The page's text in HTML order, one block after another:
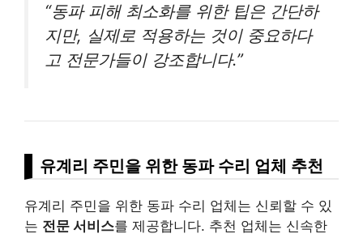
“동파 피해 최소화를 위한 팁은 간단하
지만, 실제로 적용하는 것이 중요하다
고 전문가들이 강조합니다.”
유계리 주민을 위한 동파 수리 업체 추천
유계리 주민을 위한 동파 수리 업체는 신뢰할 수 있
는 전문 서비스를 제공합니다. 추천 업체는 신속한